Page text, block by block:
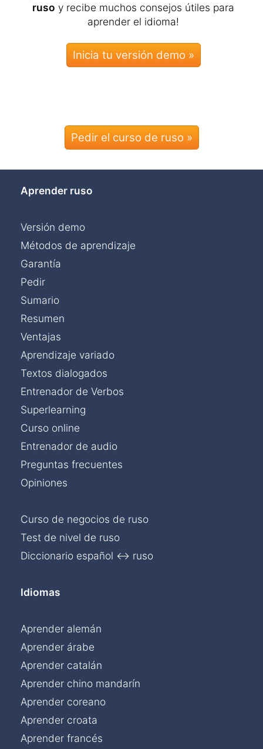
ruso y recibe muchos consejos útiles para
aprender el idioma!
Pedir el curso de ruso »
Aprender ruso
Versión demo
Métodos de aprendizaje
Garantía
Pedir
Sumario
Resumen
Ventajas
Aprendizaje variado
Textos dialogados
Entrenador de Verbos
Superlearning
Curso online
Entrenador de audio
Preguntas frecuentes
Opiniones
Curso de negocios de ruso
Test de nivel de ruso
Diccionario español ↔ ruso
Idiomas
Aprender alemán
Aprender árabe
Aprender catalán
Aprender chino mandarín
Aprender coreano
Aprender croata
Aprender francés